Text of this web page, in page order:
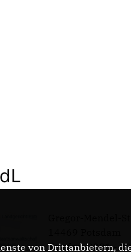
Telefon: 0331 -
von Drittanbietern,